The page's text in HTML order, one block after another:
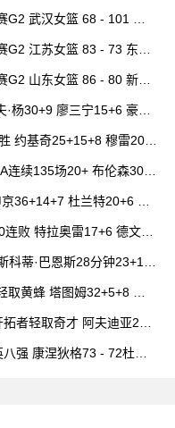
武汉女篮 68 - 101 山
江苏女篮 83 - 73 东莞
山东女篮 86 - 80 新疆
杨30+9 廖三宁15+6 豪斯
约基奇25+15+8 穆雷20+
续135场20+ 布伦森30分
36+14+7 杜兰特20+6 锡
败 特拉奥雷17+6 德文·
蒂·巴恩斯28分钟23+15
黄蜂 塔图姆32+5+8 普
者轻取奇才 阿夫迪亚20+
强 康涅狄格73 - 72杜克